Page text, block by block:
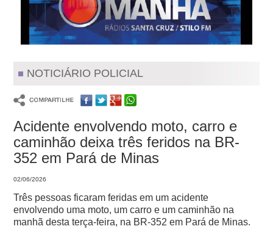
NOTICIÁRIO POLICIAL
Acidente envolvendo moto, carro e
caminhão deixa três feridos na BR-
352 em Pará de Minas
02/06/2026
Três pessoas ficaram feridas em um acidente
envolvendo uma moto, um carro e um caminhão na
manhã desta terça-feira, na BR-352 em Pará de Minas.